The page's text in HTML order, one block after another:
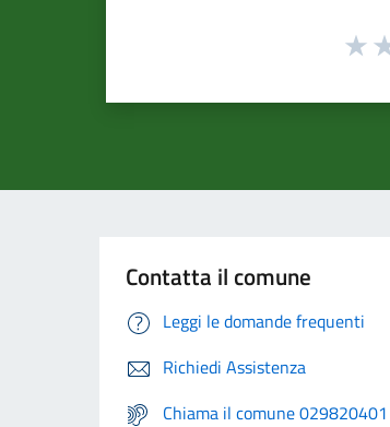
Contatta il comune
Leggi le domande frequenti
Richiedi Assistenza
Chiama il comune 029820401